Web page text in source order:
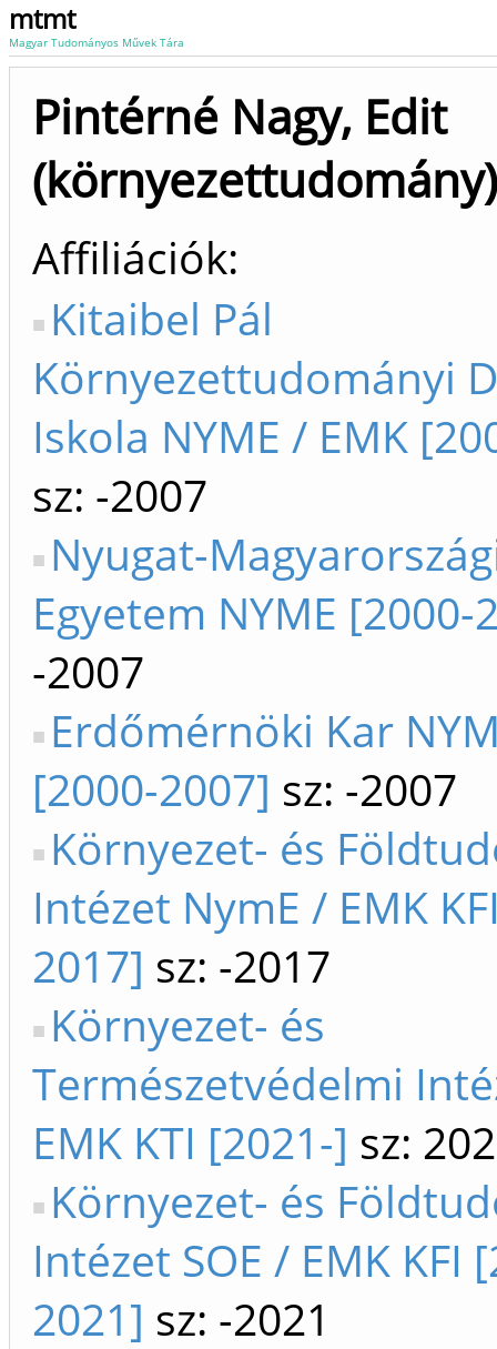
mtmt
Magyar Tudományos Művek Tára
Pintérné Nagy, Edit
(környezettudomány)
Affiliációk
Kitaibel Pál
Környezettudományi
Iskola NYME / EMK
sz: -2007
Nyugat-
Egyetem NYME [2000-
-2007
Erdőmérnöki Kar
[2000-2007] sz: -2007
Környezet- és
Intézet NymE / EMK
2017] sz: -2017
Környezet- és
Természetvédelmi
EMK KTI [2021-] sz:
Környezet- és
Intézet SOE / EMK KFI
2021] sz: -2021